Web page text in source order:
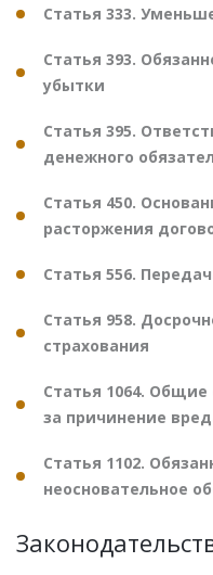
Статья 333.
Статья 393.
убытки
Статья 395.
денежного
Статья 450.
расторжения
Статья 556.
Статья 958.
страхования
Статья 1064. Общие
за причинение
Статья 1102.
неосновательное